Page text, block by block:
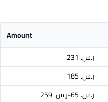
Amount
ر.س.‏ 231
ر.س.‏ 185
ر.س.‏ 65-ر.س.‏ 259